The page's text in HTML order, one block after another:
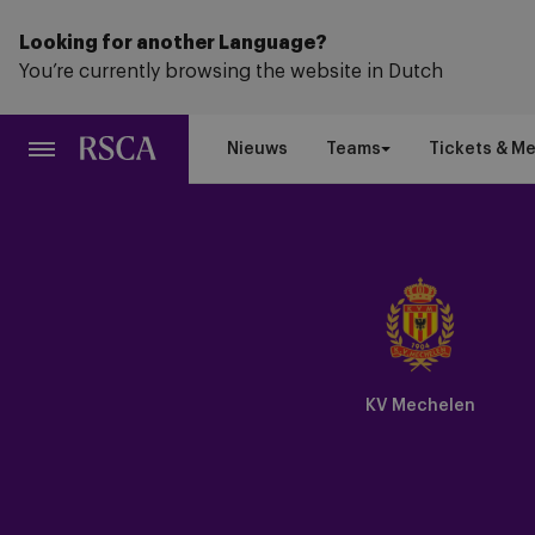
naar
hoofdinhoud
Looking for another Language?
You’re currently browsing the website in Dutch
Nieuws Teams Tickets &
KV Mechelen